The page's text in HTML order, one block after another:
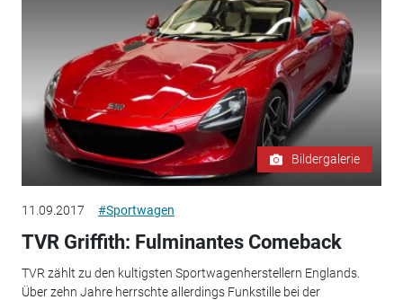
Bildergalerie
11.09.2017 #Sportwagen
TVR Griffith: Fulminantes Comeback
TVR zählt zu den kultigsten Sportwagenherstellern Englands.
Über zehn Jahre herrschte allerdings Funkstille bei der